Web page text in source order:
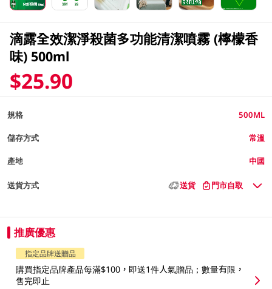
滴露全效潔淨殺菌多功能清潔噴霧 (檸檬香
味) 500ml
$25.90
規格 500ML
儲存方式 常溫
產地 中國
送貨方式 送貨 門市自取
推廣優惠
指定品牌送贈品
購買指定品牌產品每滿$100，即送1件人氣贈品；數量有限，
售完即止